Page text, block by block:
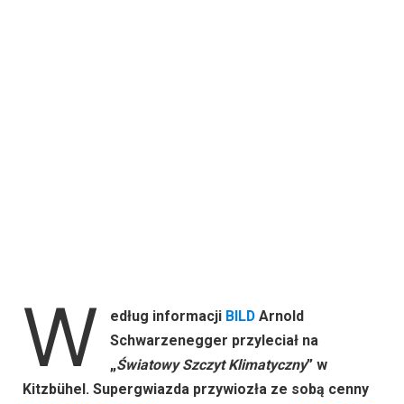
W edług informacji BILD Arnold
Schwarzenegger przyleciał na
„Światowy Szczyt Klimatyczny” w
Kitzbühel. Supergwiazda przywiozła ze sobą cenny